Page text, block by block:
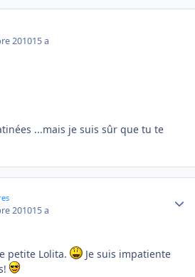
201015 a
...mais je suis sûr que tu te
201015 a
petite Lolita.
Je suis impatiente